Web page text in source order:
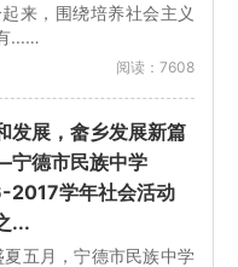
来，围绕培养社会主义
...…
阅读：7608
发展，畲乡发展新篇
德市民族中学
2017学年社会活动
...
夏五月，宁德市民族中学